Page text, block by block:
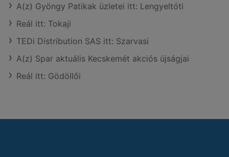
A(z) Gyöngy Patikak üzletei itt: Lengyeltóti
Reál itt: Tokaji
TEDi Distribution SAS itt: Szarvasi
A(z) Spar aktuális Kecskemét akciós újságjai
Reál itt: Gödöllői